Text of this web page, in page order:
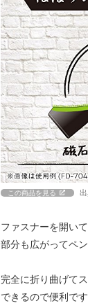
この商品を見る
ファスナーを開い
部分も広がってペ
完全に折り曲げて
できるので便利で